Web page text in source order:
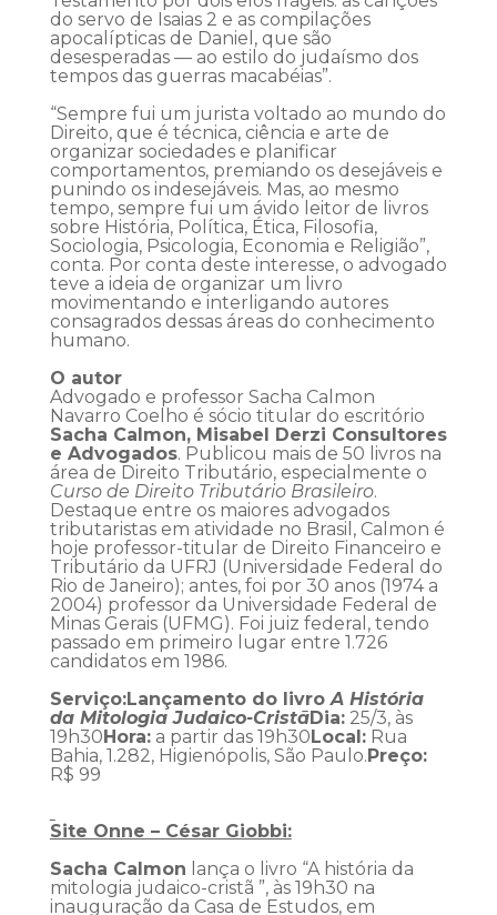
do servo de Isaias 2 e as compilações
apocalípticas de Daniel, que são
desesperadas — ao estilo do judaísmo dos
tempos das guerras macabéias”.
“Sempre fui um jurista voltado ao mundo do
Direito, que é técnica, ciência e arte de
organizar sociedades e planificar
comportamentos, premiando os desejáveis e
punindo os indesejáveis. Mas, ao mesmo
tempo, sempre fui um ávido leitor de livros
sobre História, Política, Ética, Filosofia,
Sociologia, Psicologia, Economia e Religião”,
conta. Por conta deste interesse, o advogado
teve a ideia de organizar um livro
movimentando e interligando autores
consagrados dessas áreas do conhecimento
humano.
O autor
Advogado e professor Sacha Calmon
Navarro Coelho é sócio titular do escritório
Sacha Calmon, Misabel Derzi Consultores
e Advogados. Publicou mais de 50 livros na
área de Direito Tributário, especialmente o
Curso de Direito Tributário Brasileiro.
Destaque entre os maiores advogados
tributaristas em atividade no Brasil, Calmon é
hoje professor-titular de Direito Financeiro e
Tributário da UFRJ (Universidade Federal do
Rio de Janeiro); antes, foi por 30 anos (1974 a
2004) professor da Universidade Federal de
Minas Gerais (UFMG). Foi juiz federal, tendo
passado em primeiro lugar entre 1.726
candidatos em 1986.
Serviço:Lançamento do livroA História
da Mitologia Judaico-CristãDia:25/3, às
19h30Hora:a partir das 19h30Local:Rua
Bahia, 1.282, Higienópolis, São Paulo.Preço:
R$ 99
Site Onne – César Giobbi:
Sacha Calmon lança o livro “A história da
mitologia judaico-cristã ”, às 19h30 na
inauguração da Casa de Estudos, em